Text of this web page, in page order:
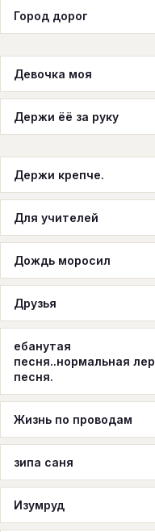
Город дорог
Девочка моя
Держи ёё за руку
Держи крепче.
Для учителей
Дождь моросил
Друзья
ебанутая
песня..нормальная лер
песня.
Жизнь по проводам
зипа саня
Изумруд